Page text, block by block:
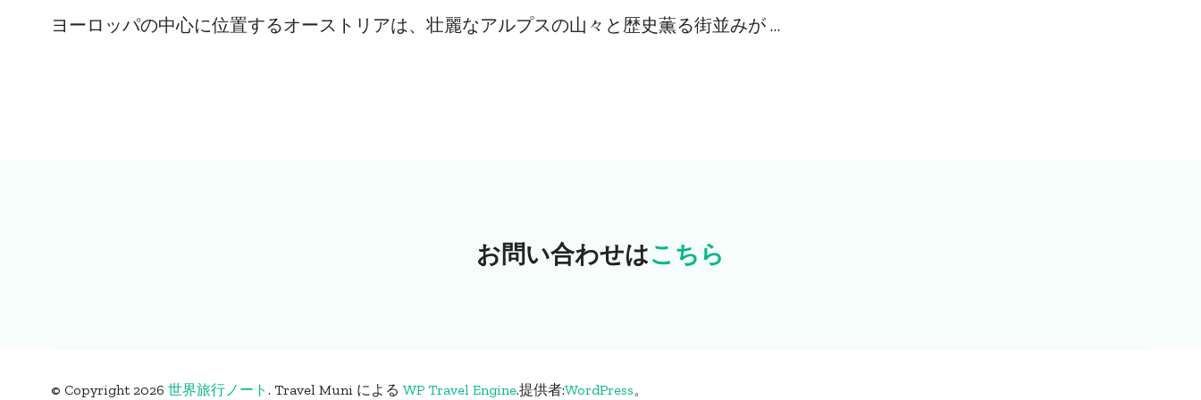
ヨーロッパの中心に位置するオーストリアは、壮麗なアルプスの山々と歴史薫る街並みが …
お問い合わせはこちら
© Copyright 2026 世界旅行ノート . Travel Muni による WP Travel Engine.提供者:WordPress。